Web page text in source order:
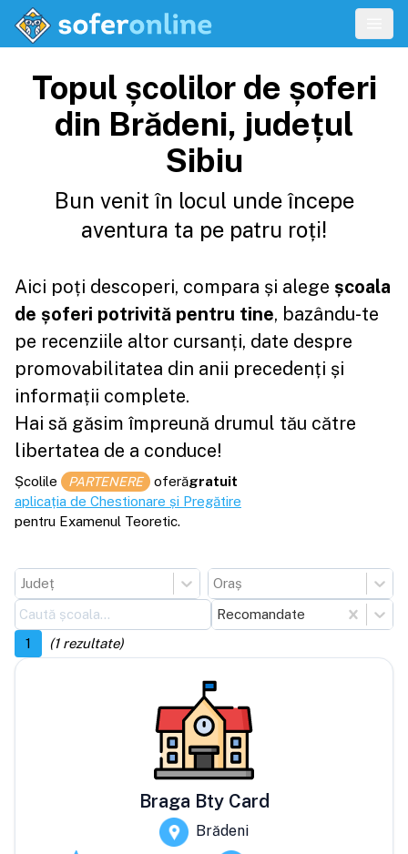
Topul școlilor de șoferi
din Brădeni, județul
Sibiu
Bun venit în locul unde începe
aventura ta pe patru roți!
Aici poți descoperi, compara și alege școala
de șoferi potrivită pentru tine, bazându-te
pe recenziile altor cursanți, date despre
promovabilitatea din anii precedenți și
informații complete.
Hai să găsim împreună drumul tău către
libertatea de a conduce!
Școlile PARTENERE oferăgratuit
aplicația de Chestionare și Pregătire
pentru Examenul Teoretic.
Județ
Oraș
Recomandate
1
(1rezultate)
Braga Bty Card
Brădeni